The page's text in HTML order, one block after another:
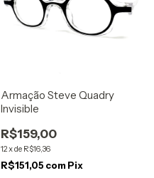
Armação Steve Quadry
Invisible
R$159,00
12xde R$16,36
R$151,05 com Pix